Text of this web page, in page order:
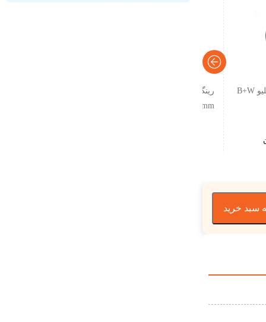
فیلتر لنز یو وی بی پلاس دبلیو B+W
Adapter Ring 55mm
سبد خرید